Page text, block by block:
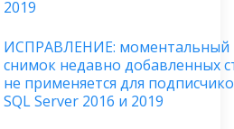
2019
ИСПРАВЛЕНИЕ: моментальный
снимок недавно добавленных
не применяется для
SQL Server 2016 и 2019